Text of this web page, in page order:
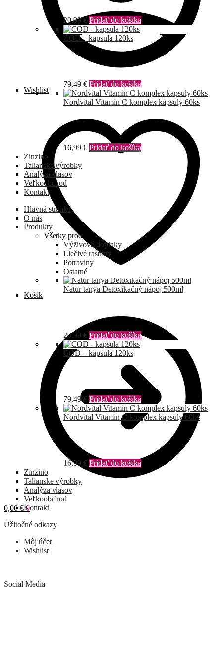
Wishlist
Košík
0,00€ 0
20,99€ Pridať do košíka
COD – kapsula 120ks
79,49 € Pridať do košíka
Nordvital Vitamín C komplex kapsuly 60ks
16,99 € Pridať do košíka
Zinzino
Talianske výrobky
Analýza vlasov
Veľkoobchod
Kontakt
Hlavná stránka
O nás
Produkty
Všetky produkty
Výživové doplnky
Liečivé rastliny
Potraviny
Ostatné
Natur tanya Detoxikačný nápoj 500ml
20,99 € Pridať do košíka
COD – kapsula 120ks
79,49 € Pridať do košíka
Nordvital Vitamín C komplex kapsuly 60ks
16,99 € Pridať do košíka
Zinzino
Talianske výrobky
Analýza vlasov
Veľkoobchod
Kontakt
Úžitočné odkazy
Môj účet
Wishlist
Social Media